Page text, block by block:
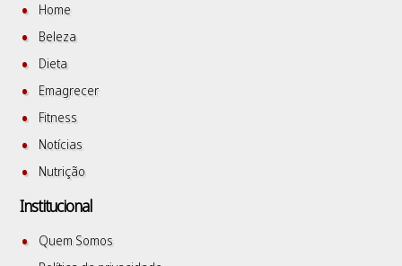
Home
Beleza
Dieta
Emagrecer
Fitness
Notícias
Nutrição
Institucional
Quem Somos